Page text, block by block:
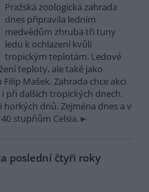
Pražská zoologická zahrada
dnes připravila ledním
medvědům zhruba tři tuny
ledu k ochlazení kvůli
tropickým teplotám. Ledové
teploty, ale také jako
Mašek. Zahrada chce akci
při dalších tropických dnech.
dnů. Zejména dnes a v
stupňům Celsia.
poslední čtyři roky